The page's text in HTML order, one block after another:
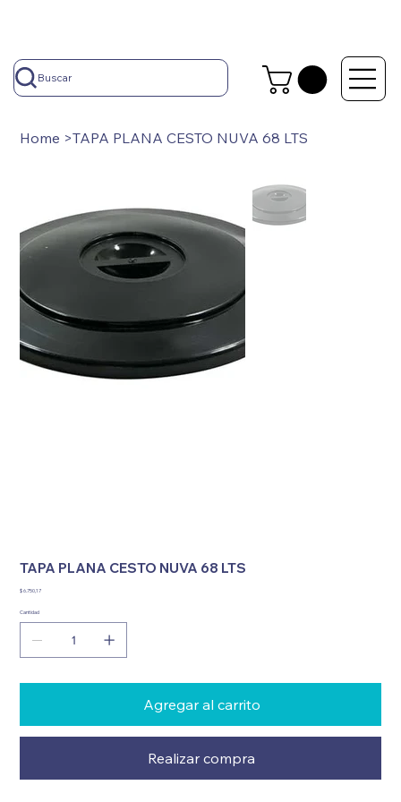
Buscar
Home >TAPA PLANA CESTO NUVA 68 LTS
TAPA PLANA CESTO NUVA 68 LTS
Precio
$ 6.750,17
Cantidad
Agregar al carrito
Realizar compra